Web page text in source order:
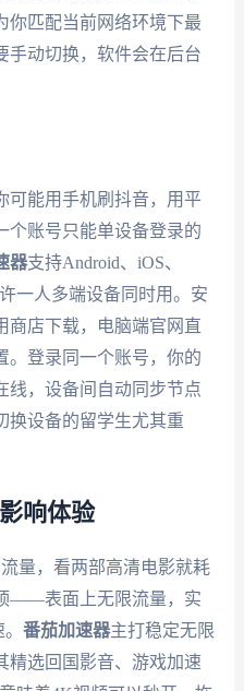
你匹配当前网络环境下最
手动切换，软件会在后台
可能用手机刷抖音，用平
个账号只能单设备登录的
器支持Android、iOS、
一人多端设备同时用。安
商店下载，电脑端官网直
。登录同一个账号，你的
线，设备间自动同步节点
换设备的留学生尤其重
响体验
量，看两部高清电影就耗
——表面上无限流量，实
番茄加速器主打稳定无限
精选回国影音、游戏加速